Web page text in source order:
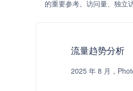
的重要参考。访问量、独立
流量趋势分析
2025 年 8 月，